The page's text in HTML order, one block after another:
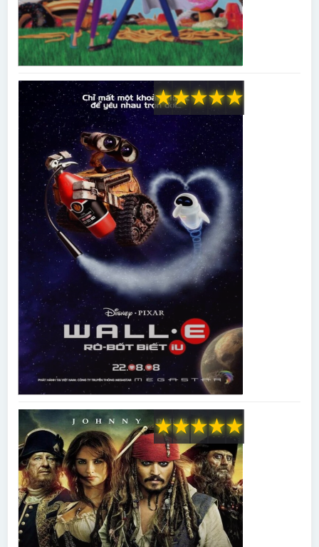
★
★
★
★
★
★
★
★
★
★